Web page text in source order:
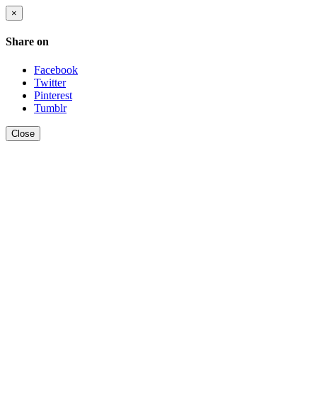
×
Share on
Facebook
Twitter
Pinterest
Tumblr
Close